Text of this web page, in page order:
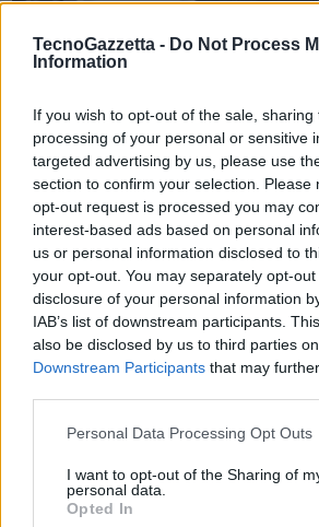
TecnoGazzetta - Do Not Process
Information
If you wish to opt-out of the sale,
processing of your personal or sensitive
targeted advertising by us, please use
section to confirm your selection. Please
opt-out request is processed you may
interest-based ads based on personal
us or personal information disclosed to
your opt-out. You may separately opt-
disclosure of your personal information
IAB’s list of downstream participants.
also be disclosed by us to third parties
Downstream Participants that may
Personal Data Processing Opt Outs
I want to opt-out of the Sharing of
personal data.
Opted In
VIEW POST
Sony presenta il nuovo super
fissa G Master F4 da 600 mm
L’obiettivo a focale fissa con la maggiore
più leggero al mondo nella sua